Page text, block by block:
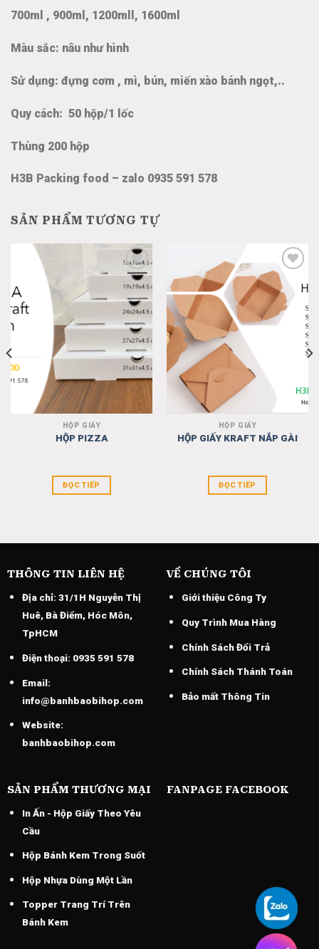
700ml , 900ml, 1200mll, 1600ml
Màu sắc: nâu như hình
Sử dụng: đựng cơm , mì, bún, miến xào bánh ngọt,..
Quy cách: 50 hộp/1 lốc
Thùng 200 hộp
H3B Packing food – zalo 0935 591 578
SẢN PHẨM TƯƠNG TỰ
Add
to
wishlist
HỘP GIẤY
HỘP PIZZA
ĐỌC TIẾP
to
wishlist
HỘP GIẤY
HỘP GIẤY KRAFT NẮP GÀI
ĐỌC TIẾP
THÔNG TIN LIÊN HỆ
Địa chỉ:31/1H Nguyễn Thị
Huê, Bà Điểm, Hóc Môn,
TpHCM
Điện thoại:0935 591 578
Email:
info@banhbaobihop.com
Website:
banhbaobihop.com
VỀ CHÚNG TÔI
Giới thiệu Công Ty
Quy Trình Mua Hàng
Chính Sách Đổi Trả
Chính Sách Thánh Toán
Bảo mất Thông Tin
SẢN PHẨM THƯƠNG MẠI
In Ấn - Hộp Giấy Theo Yêu
Cầu
Hộp Bánh Kem Trong Suốt
Hộp Nhựa Dùng Một Lần
Topper Trang Trí Trên
Bánh Kem
FANPAGE FACEBOOK